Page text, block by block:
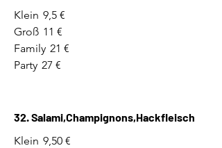
Klein 9,5 €
Groß 11 €
Family 21 €
Party 27 €
32. Salami,Champignons,Hackfleisch
Klein 9,50 €